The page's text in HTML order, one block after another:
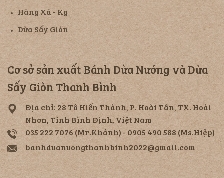
Hàng Xá - Kg
Dừa Sấy Giòn
Cơ sở sản xuất Bánh Dừa Nướng và Dừa
Sấy Giòn Thanh Bình
Địa chỉ: 28 Tô Hiến Thành, P. Hoài Tân, TX. Hoài
Nhơn, Tỉnh Bình Định, Việt Nam
035 222 7076 (Mr.Khánh) - 0905 490 588 (Ms.Hiệp)
banhduanuongthanhbinh2022@gmail.com